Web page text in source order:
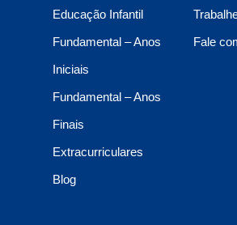
Educação Infantil
Fundamental – Anos
Iniciais
Fundamental – Anos
Finais
Extracurriculares
Blog
Fale